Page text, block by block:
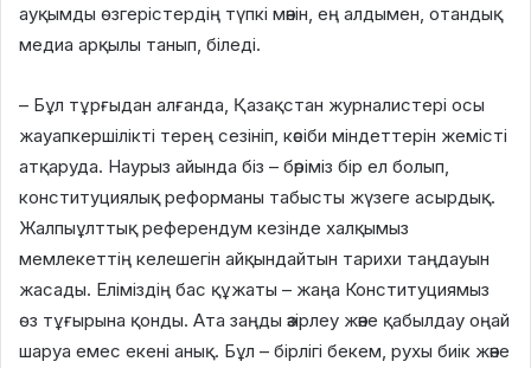
ауқымды өзгерістердің түпкі мәнін, ең алдымен, отандық
медиа арқылы танып, біледі.
– Бұл тұрғыдан алғанда, Қазақстан журналистері осы
жауапкершілікті терең сезініп, кәсіби міндеттерін жемісті
атқаруда. Наурыз айында біз – бәріміз бір ел болып,
конституциялық реформаны табысты жүзеге асырдық.
Жалпыұлттық референдум кезінде халқымыз
мемлекеттің келешегін айқындайтын тарихи таңдауын
жасады. Еліміздің бас құжаты – жаңа Конституциямыз
өз тұғырына қонды. Ата заңды әзірлеу және қабылдау оңай
шаруа емес екені анық. Бұл – бірлігі бекем, рухы биік және